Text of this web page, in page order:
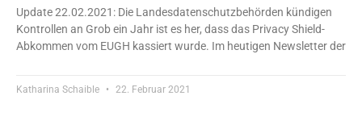
Update 22.02.2021: Die Landesdatenschutzbehörden kündigen
Kontrollen an Grob ein Jahr ist es her, dass das Privacy Shield-
Abkommen vom EUGH kassiert wurde. Im heutigen Newsletter der
Katharina Schaible 22. Februar 2021